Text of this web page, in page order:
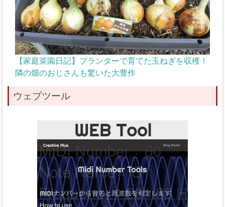
【家庭菜園日記】プランターで育てた玉ねぎを収穫！
隣の畑のおじさんも驚いた大豊作
ウェブツール